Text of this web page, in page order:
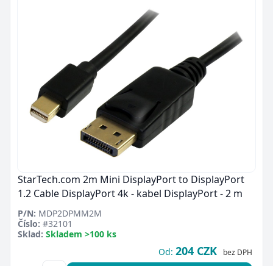
StarTech.com 2m Mini DisplayPort to DisplayPort
1.2 Cable DisplayPort 4k - kabel DisplayPort - 2 m
P/N: MDP2DPMM2M
Číslo: #32101
Sklad: Skladem >100 ks
Od: 204 CZK bez DPH